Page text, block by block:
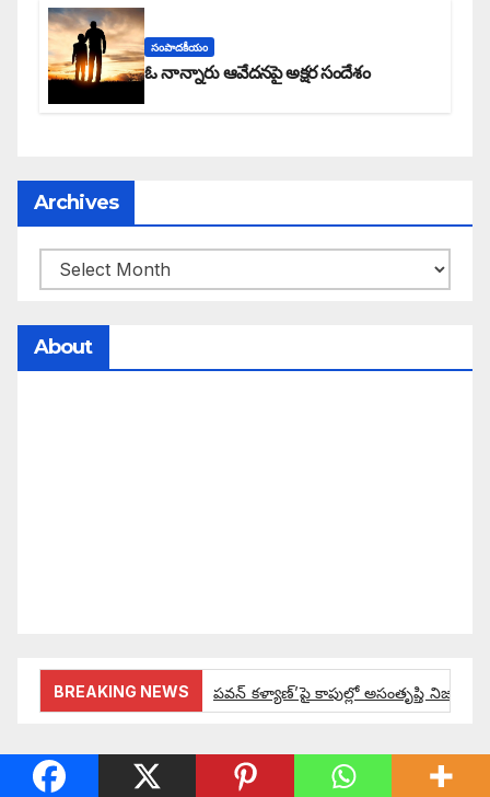
సంపాదకీయం
ఓ నాన్నారు ఆవేదనపై అక్షర సందేశం
Archives
About
BREAKING NEWS పవన్ కళ్యాణ్’పై కాపుల్లో అసంతృప్తి నిజమేనా: